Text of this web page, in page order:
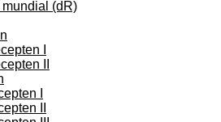
(dR)
I
II
I
II